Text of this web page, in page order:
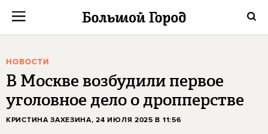
НОВОСТИ
В Москве возбудили первое
уголовное дело о дропперстве
КРИСТИНА ЗАХЕЗИНА, 24 ИЮЛЯ 2025 В 11:56